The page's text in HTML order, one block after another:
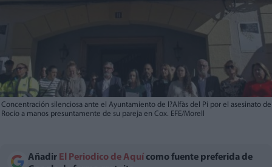
Concentración silenciosa ante el Ayuntamiento de l?Alfàs del Pi por el asesinato de
Rocío a manos presuntamente de su pareja en Cox. EFE/Morell
Añadir El Periodico de Aquí como fuente preferida de